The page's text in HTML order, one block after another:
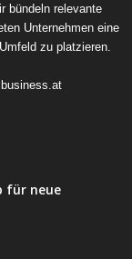
bündeln relevante
Unternehmen eine
zu platzieren.
für neue